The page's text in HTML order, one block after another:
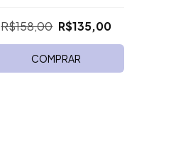
R$158,00 R$135,00
COMPRAR